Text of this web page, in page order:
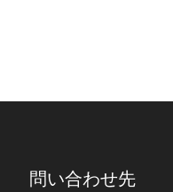
問い合わせ先